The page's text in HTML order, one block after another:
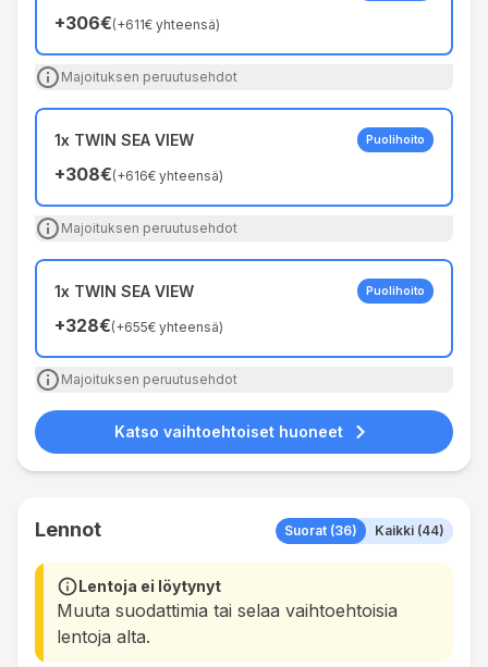
+306€(+611€ yhteensä)
Majoituksen peruutusehdot
1x TWIN SEA VIEW Puolihoito
+308€(+616€ yhteensä)
Majoituksen peruutusehdot
1x TWIN SEA VIEW Puolihoito
+328€(+655€ yhteensä)
Majoituksen peruutusehdot
Katso vaihtoehtoiset huoneet
Lennot Suorat (36) Kaikki (44)
Lentoja ei löytynyt
Muuta suodattimia tai selaa vaihtoehtoisia
lentoja alta.